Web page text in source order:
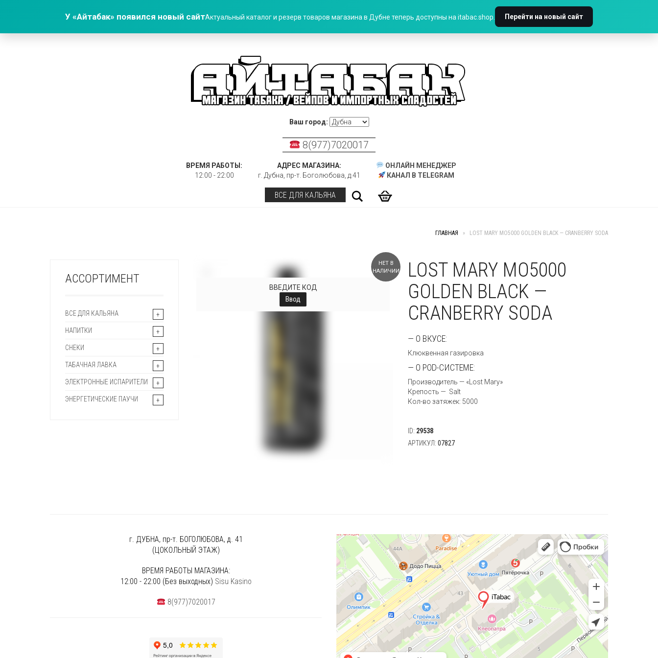
У «Айтабак» появился новый сайтАктуальный каталог и резерв товаров магазина в Дубне теперь доступны на itabac.shop. Перейти на новый сайт
Ваш город:
8(977)7020017
ВРЕМЯ РАБОТЫ:
12:00 - 22:00
АДРЕС МАГАЗИНА:
г. Дубна, пр-т. Боголюбова, д.41
ОНЛАЙН МЕНЕДЖЕР
КАНАЛ В TELEGRAM
ВСЕ ДЛЯ КАЛЬЯНА Поиск
ГЛАВНАЯ » LOST MARY MO5000 GOLDEN BLACK — CRANBERRY SODA
НЕТ В
НАЛИЧИИ
ВВЕДИТЕ КОД
Ввод
LOST MARY MO5000
GOLDEN BLACK —
CRANBERRY SODA
— О ВКУСЕ:
Клюквенная газировка
— О POD-СИСТЕМЕ:
Производитель — «Lost Mary»
Крепость — Salt
Кол-во затяжек: 5000
ID: 29538
АРТИКУЛ:07827
АССОРТИМЕНТ
ВСЕ ДЛЯ КАЛЬЯНА
НАПИТКИ
СНЕКИ
ТАБАЧНАЯ ЛАВКА
ЭЛЕКТРОННЫЕ ИСПАРИТЕЛИ
ЭНЕРГЕТИЧЕСКИЕ ПАУЧИ
г. ДУБНА, пр-т. БОГОЛЮБОВА, д. 41
(ЦОКОЛЬНЫЙ ЭТАЖ)
ВРЕМЯ РАБОТЫ МАГАЗИНА:
12:00 - 22:00 (Без выходных) Sisu Kasino
8(977)7020017